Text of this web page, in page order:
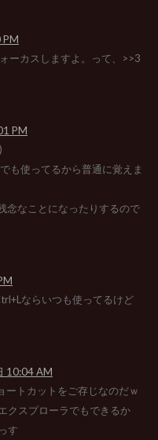
PM
ーカスしますよ。って、>>3
PM
も使ってるから普通に覚えま
念なことになったりするので
ならいつも使ってるけど
10:04 AM
ートカットをご存じなのだｗ
クスプローラでもできるか
す